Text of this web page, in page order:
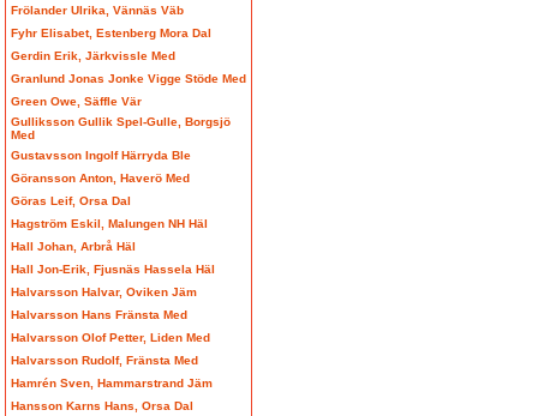
Frölander Ulrika, Vännäs Väb
Fyhr Elisabet, Estenberg Mora Dal
Gerdin Erik, Järkvissle Med
Granlund Jonas Jonke Vigge Stöde Med
Green Owe, Säffle Vär
Gulliksson Gullik Spel-Gulle, Borgsjö
Med
Gustavsson Ingolf Härryda Ble
Göransson Anton, Haverö Med
Göras Leif, Orsa Dal
Hagström Eskil, Malungen NH Häl
Hall Johan, Arbrå Häl
Hall Jon-Erik, Fjusnäs Hassela Häl
Halvarsson Halvar, Oviken Jäm
Halvarsson Hans Fränsta Med
Halvarsson Olof Petter, Liden Med
Halvarsson Rudolf, Fränsta Med
Hamrén Sven, Hammarstrand Jäm
Hansson Karns Hans, Orsa Dal